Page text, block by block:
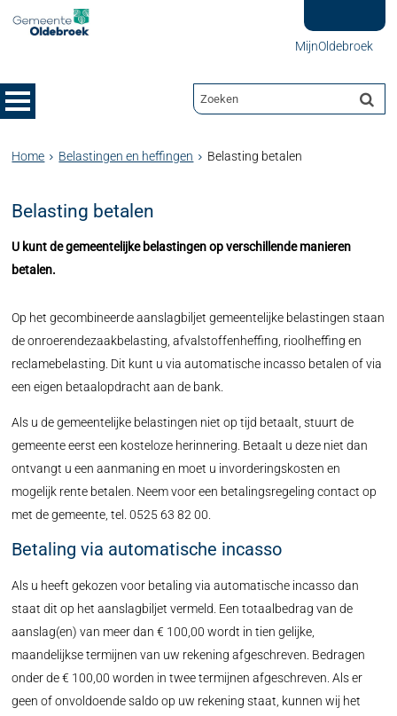
MijnOldebroek
Home Belastingen en heffingen Belasting betalen
Belasting betalen
U kunt de gemeentelijke belastingen op verschillende manieren
betalen.
Op het gecombineerde aanslagbiljet gemeentelijke belastingen staan
de onroerendezaakbelasting, afvalstoffenheffing, rioolheffing en
reclamebelasting. Dit kunt u via automatische incasso betalen of via
een eigen betaalopdracht aan de bank.
Als u de gemeentelijke belastingen niet op tijd betaalt, stuurt de
gemeente eerst een kosteloze herinnering. Betaalt u deze niet dan
ontvangt u een aanmaning en moet u invorderingskosten en
mogelijk rente betalen. Neem voor een betalingsregeling contact op
met de gemeente, tel. 0525 63 82 00.
Betaling via automatische incasso
Als u heeft gekozen voor betaling via automatische incasso dan
staat dit op het aanslagbiljet vermeld. Een totaalbedrag van de
aanslag(en) van meer dan € 100,00 wordt in tien gelijke,
maandelijkse termijnen van uw rekening afgeschreven. Bedragen
onder de € 100,00 worden in twee termijnen afgeschreven. Als er
geen of onvoldoende saldo op uw rekening staat, kunnen wij het